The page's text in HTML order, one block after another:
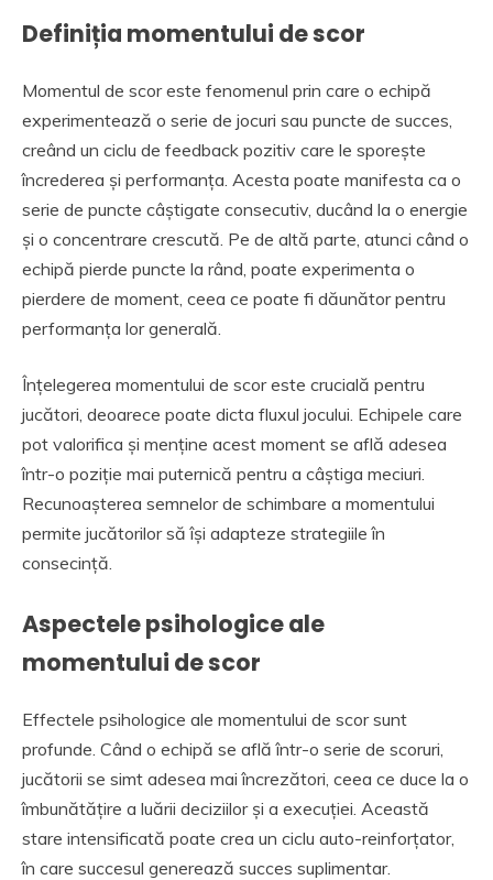
Definiția momentului de scor
Momentul de scor este fenomenul prin care o echipă
experimentează o serie de jocuri sau puncte de succes,
creând un ciclu de feedback pozitiv care le sporește
încrederea și performanța. Acesta poate manifesta ca o
serie de puncte câștigate consecutiv, ducând la o energie
și o concentrare crescută. Pe de altă parte, atunci când o
echipă pierde puncte la rând, poate experimenta o
pierdere de moment, ceea ce poate fi dăunător pentru
performanța lor generală.
Înțelegerea momentului de scor este crucială pentru
jucători, deoarece poate dicta fluxul jocului. Echipele care
pot valorifica și menține acest moment se află adesea
într-o poziție mai puternică pentru a câștiga meciuri.
Recunoașterea semnelor de schimbare a momentului
permite jucătorilor să își adapteze strategiile în
consecință.
Aspectele psihologice ale
momentului de scor
Effectele psihologice ale momentului de scor sunt
profunde. Când o echipă se află într-o serie de scoruri,
jucătorii se simt adesea mai încrezători, ceea ce duce la o
îmbunătățire a luării deciziilor și a execuției. Această
stare intensificată poate crea un ciclu auto-reinforțator,
în care succesul generează succes suplimentar.